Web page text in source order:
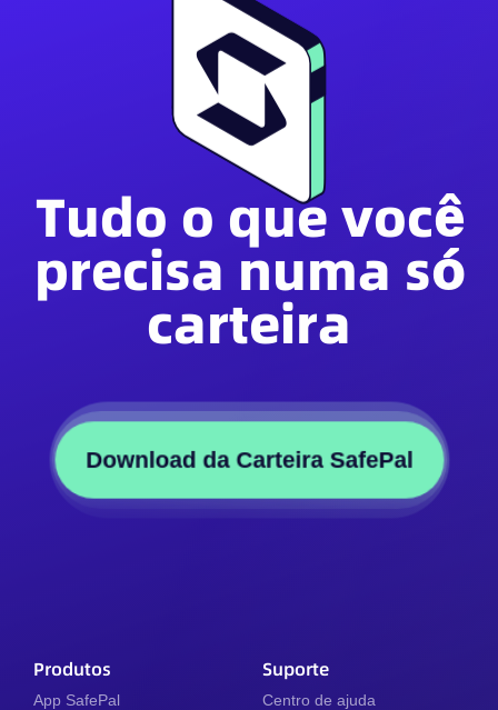
Tudo o que você
precisa numa só
carteira
Download da Carteira SafePal
Produtos
App SafePal
Suporte
Centro de ajuda